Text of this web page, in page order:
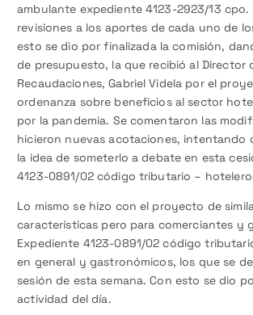
ambulante expediente 4123-2923/13 cpo.
revisiones a los aportes de cada uno de
esto se dio por finalizada la comisión,
de presupuesto, la que recibió al Director
Recaudaciones, Gabriel Videla por el
ordenanza sobre beneficios al sector
por la pandemia. Se comentaron las
hicieron nuevas acotaciones, intentando
la idea de someterlo a debate en esta
4123-0891/02 código tributario –
Lo mismo se hizo con el proyecto de
características pero para comerciantes y
Expediente 4123-0891/02 código
en general y gastronómicos, los que se
sesión de esta semana. Con esto se dio
actividad del día.